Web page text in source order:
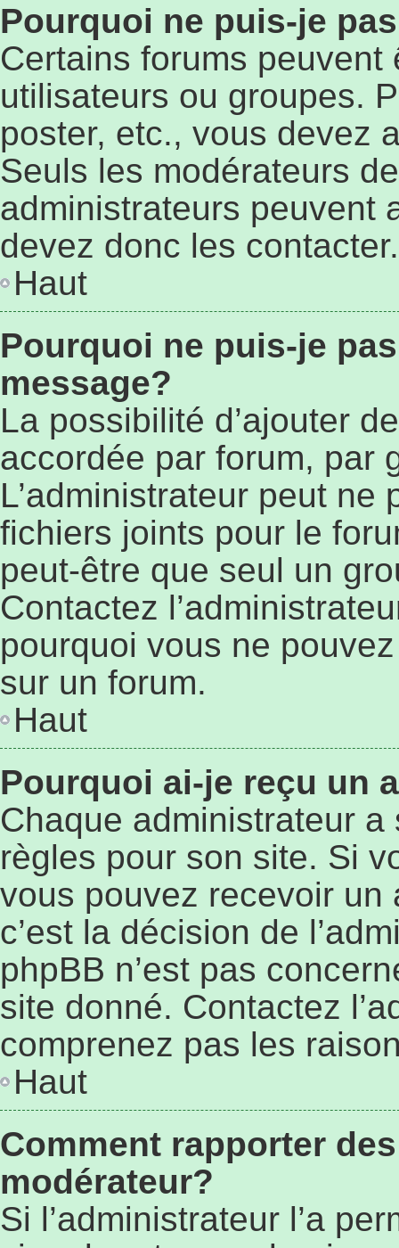
Pourquoi ne puis-je
Certains forums
utilisateurs ou groupes.
poster, etc., vous devez
Seuls les modérateurs
administrateurs peuvent
devez donc les contacter.
Haut
Pourquoi ne puis-je
message?
La possibilité d’ajouter
accordée par forum, par
L’administrateur peut ne
fichiers joints pour le
peut-être que seul un
Contactez
pourquoi vous ne
sur un forum.
Haut
Pourquoi ai-je reçu un
Chaque administrateur
règles pour son site. Si
vous pouvez recevoir un
c’est la décision de
phpBB n’est pas
site donné. Contactez
comprenez pas les
Haut
Comment rapporter
modérateur?
Si l’administrateur l’a